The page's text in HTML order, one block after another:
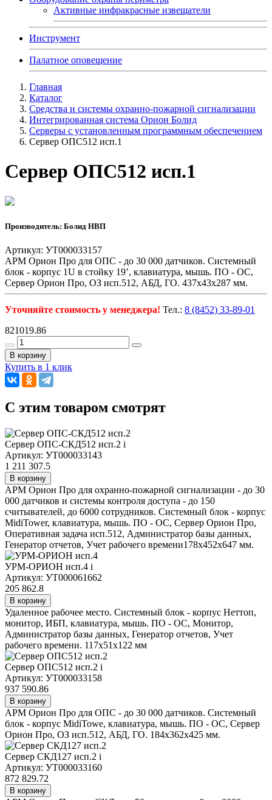
Активные инфракрасные извещатели
Инструмент
Палатное оповещение
Главная
Каталог
Средства и системы охранно-пожарной сигнализации
Интегрированная система Орион Болид
Серверы с установленным программным обеспечением
Сервер ОПС512 исп.1
Сервер ОПС512 исп.1
Производитель: Болид НВП
Артикул: УТ000033157
АРМ Орион Про для ОПС - до 30 000 датчиков. Системный
блок - корпус 1U в стойку 19’, клавиатура, мышь. ПО - ОС,
Сервер Орион Про, ОЗ исп.512, АБД, ГО. 437x43x287 мм.
Уточняйте стоимость у менеджера! Тел.: 8 (8452) 33-89-01
821019.86
В корзину
Купить в 1 клик
C этим товаром смотрят
Сервер ОПС-СКД512 исп.2 i
Артикул: УТ000033143
1 211 307.5
В корзину
АРМ Орион Про для охранно-пожарной сигнализации - до 30
000 датчиков и системы контроля доступа - до 150
считывателей, до 6000 сотрудников. Системный блок - корпус
MidiTower, клавиатура, мышь. ПО - ОС, Сервер Орион Про,
Оперативная задача исп.512, Администратор базы данных,
Генератор отчетов, Учет рабочего времени178x452x647 мм.
УРМ-ОРИОН исп.4 i
Артикул: УТ000061662
205 862.8
В корзину
Удаленное рабочее место. Системный блок - корпус Неттоп,
монитор, ИБП, клавиатура, мышь. ПО - ОС, Монитор,
Администратор базы данных, Генератор отчетов, Учет
рабочего времени. 117х51х122 мм
Сервер ОПС512 исп.2 i
Артикул: УТ000033158
937 590.86
В корзину
АРМ Орион Про для ОПС - до 30 000 датчиков. Системный
блок - корпус MidiTowe, клавиатура, мышь. ПО - ОС, Сервер
Орион Про, ОЗ исп.512, АБД, ГО. 184x362x425 мм.
Сервер СКД127 исп.2 i
Артикул: УТ000033160
872 829.72
В корзину